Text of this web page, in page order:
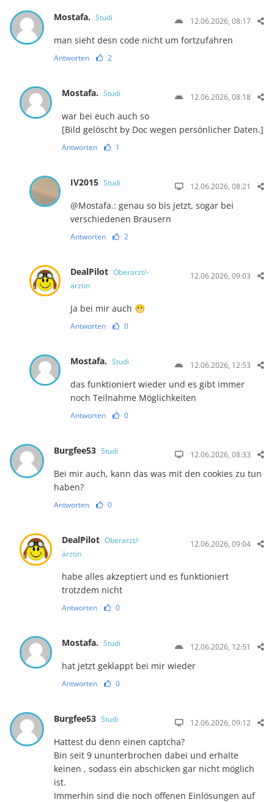
Mostafa. Studi 12.06.2026, 08:17
man sieht desn code nicht um fortzufahren
Antworten 2
Mostafa. Studi 12.06.2026, 08:18
war bei euch auch so
[Bild gelöscht by Doc wegen persönlicher Daten.]
Antworten 1
IV2015 Studi 12.06.2026, 08:21
@Mostafa.: genau so bis jetzt, sogar bei
verschiedenen Brausern
Antworten 2
DealPilot Oberarzt/-
ärztin
12.06.2026, 09:03
Ja bei mir auch 😬
Antworten 0
Mostafa. Studi 12.06.2026, 12:53
das funktioniert wieder und es gibt immer
noch Teilnahme Möglichkeiten
Antworten 0
Burgfee53 Studi 12.06.2026, 08:33
Bei mir auch, kann das was mit den cookies zu tun
haben?
Antworten 0
DealPilot Oberarzt/-
ärztin
12.06.2026, 09:04
habe alles akzeptiert und es funktioniert
trotzdem nicht
Antworten 0
Mostafa. Studi 12.06.2026, 12:51
hat jetzt geklappt bei mir wieder
Antworten 0
Burgfee53 Studi 12.06.2026, 09:12
Hattest du denn einen captcha?
Bin seit 9 ununterbrochen dabei und erhalte
keinen , sodass ein abschicken gar nicht möglich
ist.
Immerhin sind die noch offenen Einlösungen auf